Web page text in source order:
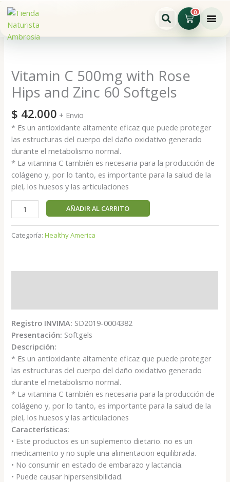
contenido
0
Cart
Vitamin C 500mg with Rose
Hips and Zinc 60 Softgels
$ 42.000 + Envio
* Es un antioxidante altamente eficaz que puede proteger
las estructuras del cuerpo del daño oxidativo generado
durante el metabolismo normal.
* La vitamina C también es necesaria para la producción de
colágeno y, por lo tanto, es importante para la salud de la
piel, los huesos y las articulaciones
500mg
with
Rose
and
Zinc
60
Softgels
cantidad
AÑADIR AL CARRITO
Categoría:Healthy America
Registro INVIMA: SD2019-0004382
Presentación: Softgels
Descripción:
* Es un antioxidante altamente eficaz que puede proteger
las estructuras del cuerpo del daño oxidativo generado
durante el metabolismo normal.
* La vitamina C también es necesaria para la producción de
colágeno y, por lo tanto, es importante para la salud de la
piel, los huesos y las articulaciones
Características:
• Este productos es un suplemento dietario. no es un
medicamento y no suple una alimentacion equilibrada.
• No consumir en estado de embarazo y lactancia.
• Puede causar hipersensibilidad.